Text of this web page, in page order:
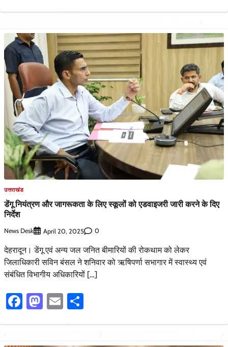
उत्तराखंड
डेंगू नियंत्रण और जागरूकता के लिए स्कूलों को एडवाइजरी जारी करने के दिए
निर्देश
News Desk April 20, 2025 0
देहरादून। डेंगू एवं अन्य जल जनित बीमारियों की रोकथाम को लेकर
जिलाधिकारी सविन बंसल ने शनिवार को ऋषिपर्णा सभागार में स्वास्थ्य एवं
संबंधित विभागीय अधिकारियों […]
Facebook
Mastodon
Email